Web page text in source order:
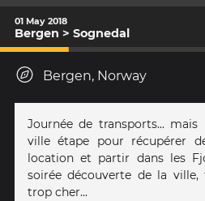
01 May 2018
Bergen > Sognedal
Bergen, Norway
Journée de transports...
ville étape pour récupérer
location et partir dans les
soirée découverte de la
trop cher...